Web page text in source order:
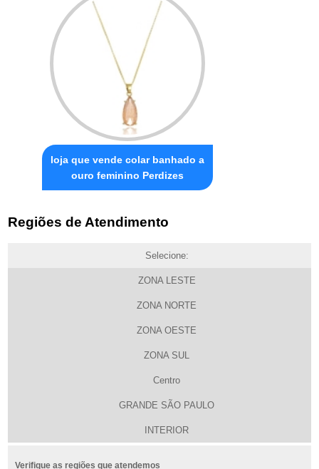
loja que vende colar banhado a
ouro feminino Perdizes
Regiões de Atendimento
Selecione:
ZONA LESTE
ZONA NORTE
ZONA OESTE
ZONA SUL
Centro
GRANDE SÃO PAULO
INTERIOR
Verifique as regiões que atendemos